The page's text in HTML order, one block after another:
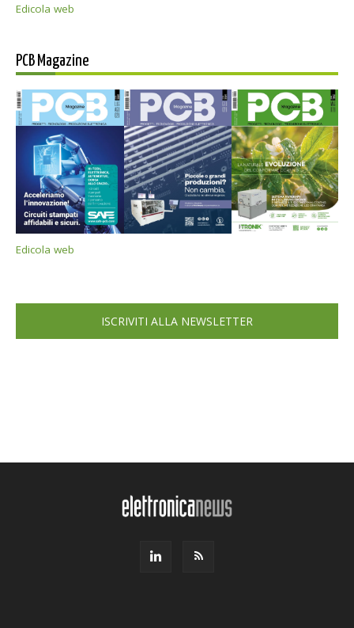
Edicola web
PCB Magazine
Edicola web
ISCRIVITI ALLA NEWSLETTER